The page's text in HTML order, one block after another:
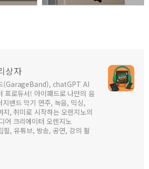
상자
(GarageBand), chatGPT AI
프로듀서! 아이패드로 나만의 음
밴드 악기 연주, 녹음, 믹싱,
, 취미로 시작하는 오렌지노의
어 크리에이터 오렌지노
, 유튜브, 방송, 공연, 강의 활